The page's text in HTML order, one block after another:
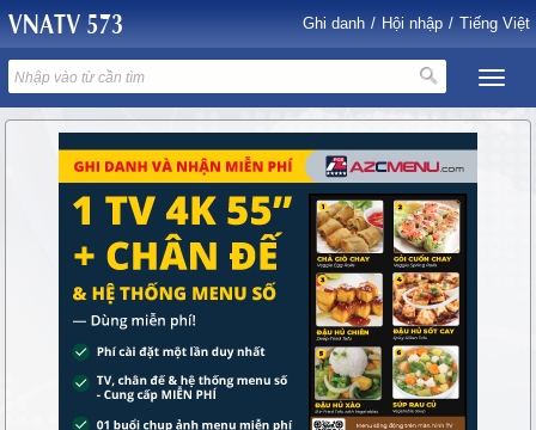
Ghi danh / Hội nhập / Tiếng Việt